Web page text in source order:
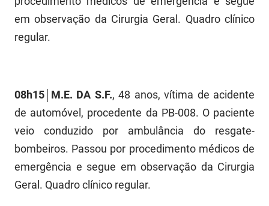
Saúde
Turismo e Desenvolvimento Econômico
IMEQ
IASS
JUCEP
LIFESA
Ouvidoria Geral do Estado
em observação da Cirurgia Geral. Quadro clínico
regular.
08h15│M.E. DA S.F., 48 anos, vítima de acidente
de automóvel, procedente da PB-008. O paciente
veio conduzido por ambulância do resgate-
bombeiros. Passou por procedimento médicos de
emergência e segue em observação da Cirurgia
Geral. Quadro clínico regular.